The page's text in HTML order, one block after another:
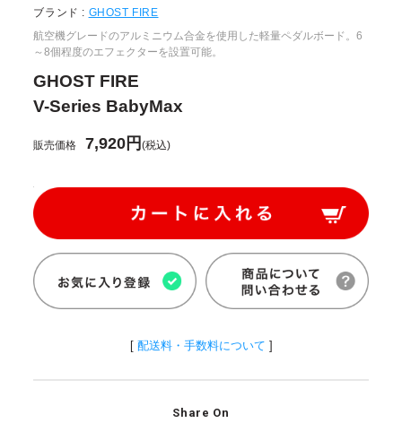
ブランド : GHOST FIRE
航空機グレードのアルミニウム合金を使用した軽量ペダルボード。6
～8個程度のエフェクターを設置可能。
GHOST FIRE
V-Series BabyMax
販売価格 7,920円(税込)
[ 配送料・手数料について ]
Share On